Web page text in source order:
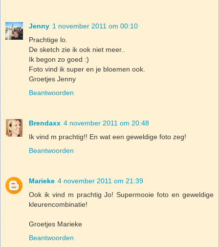
Jenny 1 november 2011 om 00:10
Prachtige lo.
De sketch zie ik ook niet meer..
Ik begon zo goed :)
Foto vind ik super en je bloemen ook.
Groetjes Jenny
Beantwoorden
Brendaxx 4 november 2011 om 20:48
Ik vind m prachtig!! En wat een geweldige foto zeg!
Beantwoorden
Marieke 4 november 2011 om 21:39
Ook ik vind m prachtig Jo! Supermooie foto en geweldige
kleurencombinatie!
Groetjes Marieke
Beantwoorden